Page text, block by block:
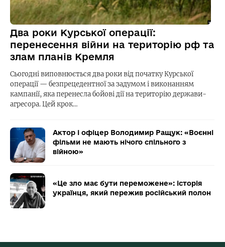
Два роки Курської операції:
перенесення війни на територію рф та
злам планів Кремля
Сьогодні виповнюється два роки від початку Курської
операції — безпрецедентної за задумом і виконанням
кампанії, яка перенесла бойові дії на територію держави-
агресора. Цей крок…
Актор і офіцер Володимир Ращук: «Воєнні
фільми не мають нічого спільного з
війною»
«Це зло має бути переможене»: історія
українця, який пережив російський полон